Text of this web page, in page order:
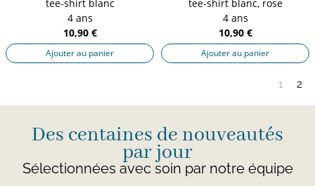
tee-shirt blanc
4 ans
10,90 €
Ajouter au panier
tee-shirt blanc, rose
4 ans
10,90 €
Ajouter au panier
1 2
Des centaines de nouveautés
par jour
Sélectionnées avec soin par notre équipe